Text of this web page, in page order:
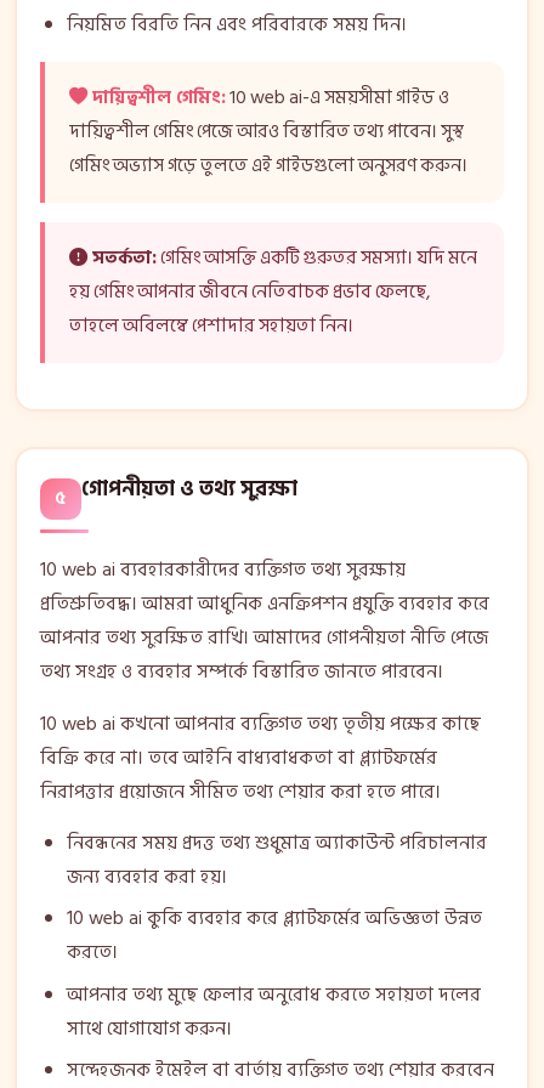
নিয়মিত বিরতি নিন এবং পরিবারকে সময় দিন।
দায়িত্বশীল গেমিং:10 web ai-এ সময়সীমা গাইড ও
দায়িত্বশীল গেমিং পেজে আরও বিস্তারিত তথ্য পাবেন। সুস্থ
গেমিং অভ্যাস গড়ে তুলতে এই গাইডগুলো অনুসরণ করুন।
সতর্কতা:গেমিং আসক্তি একটি গুরুতর সমস্যা। যদি মনে
হয় গেমিং আপনার জীবনে নেতিবাচক প্রভাব ফেলছে,
তাহলে অবিলম্বে পেশাদার সহায়তা নিন।
৫ গোপনীয়তা ও তথ্য সুরক্ষা
10 web ai ব্যবহারকারীদের ব্যক্তিগত তথ্য সুরক্ষায়
প্রতিশ্রুতিবদ্ধ। আমরা আধুনিক এনক্রিপশন প্রযুক্তি ব্যবহার করে
আপনার তথ্য সুরক্ষিত রাখি। আমাদের গোপনীয়তা নীতি পেজে
তথ্য সংগ্রহ ও ব্যবহার সম্পর্কে বিস্তারিত জানতে পারবেন।
10 web ai কখনো আপনার ব্যক্তিগত তথ্য তৃতীয় পক্ষের কাছে
বিক্রি করে না। তবে আইনি বাধ্যবাধকতা বা প্ল্যাটফর্মের
নিরাপত্তার প্রয়োজনে সীমিত তথ্য শেয়ার করা হতে পারে।
নিবন্ধনের সময় প্রদত্ত তথ্য শুধুমাত্র অ্যাকাউন্ট পরিচালনার
জন্য ব্যবহার করা হয়।
10 web ai কুকি ব্যবহার করে প্ল্যাটফর্মের অভিজ্ঞতা উন্নত
করতে।
আপনার তথ্য মুছে ফেলার অনুরোধ করতে সহায়তা দলের
সাথে যোগাযোগ করুন।
সন্দেহজনক ইমেইল বা বার্তায় ব্যক্তিগত তথ্য শেয়ার করবেন